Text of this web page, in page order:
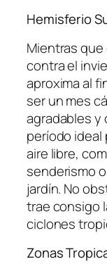
Hemisferio
Mientras que
contra el
aproxima al
ser un mes
agradables y
período ideal
aire libre,
senderismo
jardín. No
trae consigo
ciclones
Zonas